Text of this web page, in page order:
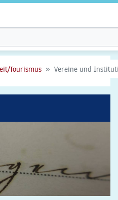
Tourismus Vereine und